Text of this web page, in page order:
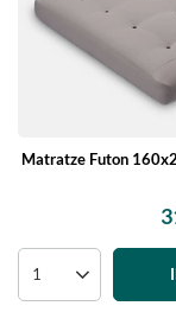
Matratze Futon